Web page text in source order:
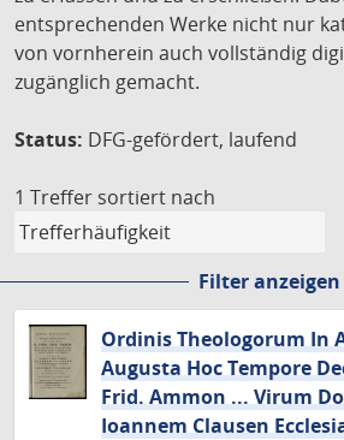
entsprechenden Werke nicht nur
von vornherein auch vollständig
zugänglich gemacht.
Status: DFG-gefördert, laufend
1 Treffer sortiert nach
Filter anzeigen
Ordinis Theologorum In
Augusta Hoc Tempore
Frid. Ammon ... Virum
Ioannem Clausen